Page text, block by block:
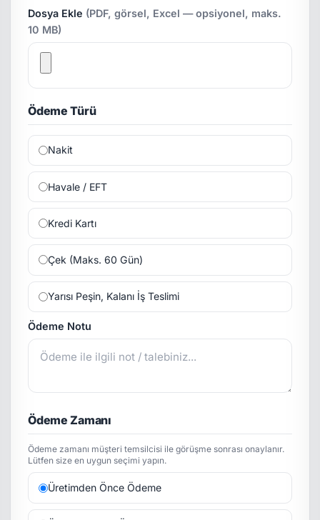
Dosya Ekle (PDF, görsel, Excel — opsiyonel, maks.
10 MB)
Ödeme Türü
Nakit
Havale / EFT
Kredi Kartı
Çek (Maks. 60 Gün)
Yarısı Peşin, Kalanı İş Teslimi
Ödeme Notu
Ödeme Zamanı
Ödeme zamanı müşteri temsilcisi ile görüşme sonrası onaylanır.
Lütfen size en uygun seçimi yapın.
Üretimden Önce Ödeme